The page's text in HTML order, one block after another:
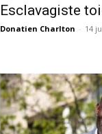
Esclavagiste
Donatien Charlton - 14